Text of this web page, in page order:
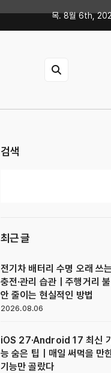
GTX 1060에서 PowerColor
목. 8월 6th,
검색
최근 글
전기차 배터리 수명 오래 쓰는
충전·관리 습관｜주행거리 불
안 줄이는 현실적인 방법
2026.08.06
iOS 27·Android 17 최신 기
능 숨은 팁｜매일 써먹을 만
기능만 골랐다